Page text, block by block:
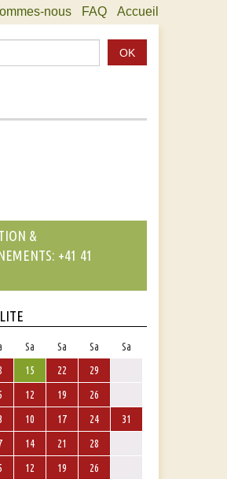
nous FAQ Accueil
OK
&
+41 41
Sa Sa Sa
Sa
15 22
29
12 19
26
10 17 24
31
14 21
28
12 19 26